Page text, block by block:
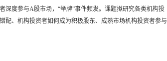
深度参与A股市场，“举牌”事件频发。课题拟研究各类机构投
配、机构投资者如何成为积极股东、成熟市场机构投资者参与